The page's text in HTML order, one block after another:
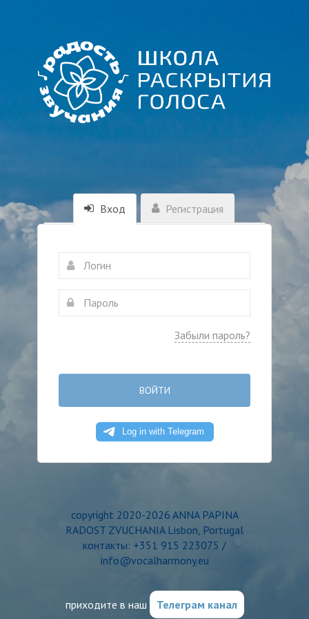
Вход Регистрация
Забыли пароль?
ВОЙТИ
copyright 2020-2026 ANNA PAPINA
RADOST ZVUCHANIA Lisbon, Portugal
контакты: +351 915 223075 /
info@vocalharmony.eu
приходите в наш Телеграм канал